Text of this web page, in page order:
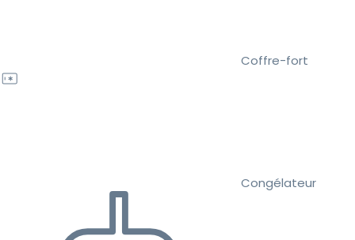
Coffre-fort
Congélateur